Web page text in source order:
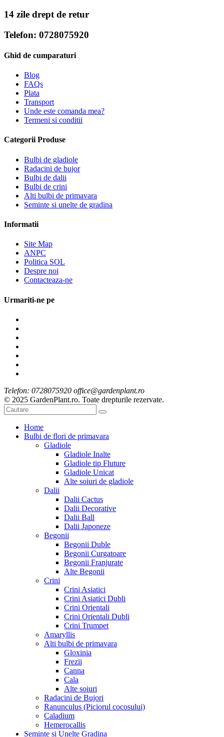
14 zile drept de retur
Telefon: 0728075920
Ghid de cumparaturi
Blog
FAQs
Plata
Transport
Unde este comanda mea?
Termeni si conditii
Categorii Produse
Bulbi de gladiole
Radacini de bujor
Bulbi de dalii
Bulbi de crini
Alti bulbi de primavara
Seminte si unelte de gradina
Informatii
Site Map
ANPC
Politica SOL
Despre noi
Contacteaza-ne
Urmariti-ne pe
Telefon: 0728075920 office@gardenplant.ro
© 2025 GardenPlant.ro. Toate drepturile rezervate.
Home
Bulbi de flori de primavara
Gladiole
Gladiole Inalte
Gladiole tip Fluture
Gladiole Unicat
Alte soiuri de gladiole
Dalii
Dalii Cactus
Dalii Decorative
Dalii Ball
Dalii Japoneze
Begonii
Begonii Duble
Begonii Curgatoare
Begonii Franjurate
Alte Begonii
Crini
Crini Asiatici
Crini Asiatici Dubli
Crini Orientali
Crini Orientali Dubli
Crini Trumpet
Amaryllis
Alti bulbi de primavara
Gloxinia
Frezii
Canna
Cala
Alte soiuri
Radacini de Bujori
Ranunculus (Piciorul cocosului)
Caladium
Hemerocallis
Seminte si Unelte Gradina